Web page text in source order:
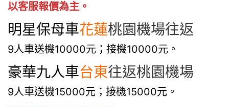
以客服報價為主。
明星保母車花蓮桃園機場往返
9人車送機10000元；接機10000元。
豪華九人車台東往返桃園機場
9人車送機15000元；接機15000元。